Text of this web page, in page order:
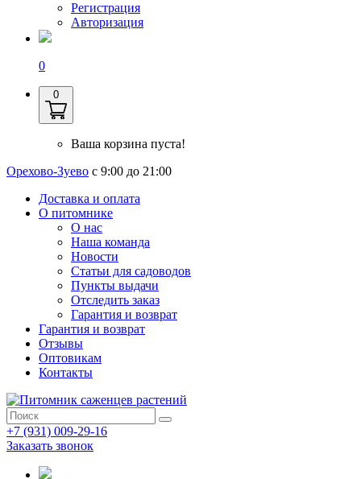
Регистрация
Авторизация
0
0
Ваша корзина пуста!
Орехово-Зуево с 9:00 до 21:00
Доставка и оплата
О питомнике
О нас
Наша команда
Новости
Статьи для садоводов
Пункты выдачи
Отследить заказ
Гарантия и возврат
Гарантия и возврат
Отзывы
Оптовикам
Контакты
+7 (931) 009-29-16
Заказать звонок